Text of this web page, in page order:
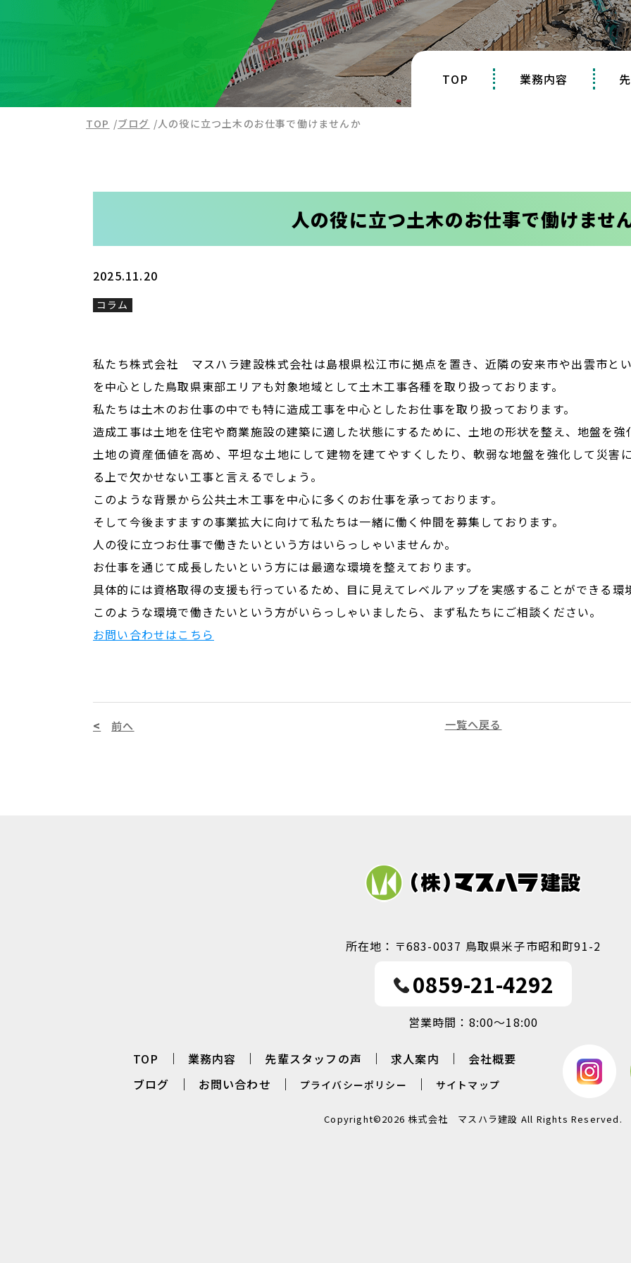
TOP 業務内容
TOP ブログ 人の役に立つ土木のお仕事で働けませんか
人の役に立つ土木のお仕事で働けませ
2025.11.20
コラム
私たち株式会社 マスハラ建設株式会社は島根県松江市に拠点を置き、近隣の安来市や出雲市と
を中心とした鳥取県東部エリアも対象地域として土木工事各種を取り扱っております。
私たちは土木のお仕事の中でも特に造成工事を中心としたお仕事を取り扱っております。
造成工事は土地を住宅や商業施設の建築に適した状態にするために、土地の形状を整え、地盤を
土地の資産価値を高め、平坦な土地にして建物を建てやすくしたり、軟弱な地盤を強化して災害
る上で欠かせない工事と言えるでしょう。
このような背景から公共土木工事を中心に多くのお仕事を承っております。
そして今後ますますの事業拡大に向けて私たちは一緒に働く仲間を募集しております。
人の役に立つお仕事で働きたいという方はいらっしゃいませんか。
お仕事を通じて成長したいという方には最適な環境を整えております。
具体的には資格取得の支援も行っているため、目に見えてレベルアップを実感することができる環
このような環境で働きたいという方がいらっしゃいましたら、まず私たちにご相談ください。
お問い合わせはこちら
前へ 一覧へ戻る
所在地：〒683-0037 鳥取県米子市昭和町91-2
0859-21-4292
営業時間：8:00～18:00
TOP 業務内容 先輩スタッフの声 求人案内
会社概要
ブログ
お問い合わせ プライバシーポリシー サイトマップ
Copyright©2026 株式会社 マスハラ建設 All Rights Reserved.